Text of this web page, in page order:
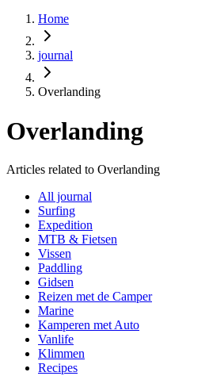
Home
journal
Overlanding
Overlanding
Articles related to Overlanding
All journal
Surfing
Expedition
MTB & Fietsen
Vissen
Paddling
Gidsen
Reizen met de Camper
Marine
Kamperen met Auto
Vanlife
Klimmen
Recipes